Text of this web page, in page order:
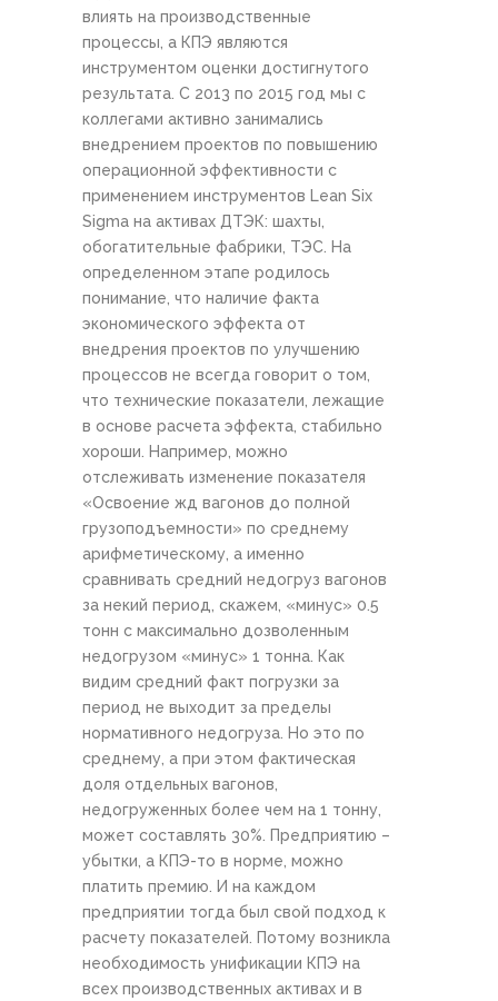
влиять на производственные
процессы, а КПЭ являются
инструментом оценки достигнутого
результата. С 2013 по 2015 год мы с
коллегами активно занимались
внедрением проектов по повышению
операционной эффективности с
применением инструментов Lean Six
Sigma на активах ДТЭК: шахты,
обогатительные фабрики, ТЭС. На
определенном этапе родилось
понимание, что наличие факта
экономического эффекта от
внедрения проектов по улучшению
процессов не всегда говорит о том,
что технические показатели, лежащие
в основе расчета эффекта, стабильно
хороши. Например, можно
отслеживать изменение показателя
«Освоение жд вагонов до полной
грузоподъемности» по среднему
арифметическому, а именно
сравнивать средний недогруз вагонов
за некий период, скажем, «минус» 0.5
тонн с максимально дозволенным
недогрузом «минус» 1 тонна. Как
видим средний факт погрузки за
период не выходит за пределы
нормативного недогруза. Но это по
среднему, а при этом фактическая
доля отдельных вагонов,
недогруженных более чем на 1 тонну,
может составлять 30%. Предприятию –
убытки, а КПЭ-то в норме, можно
платить премию. И на каждом
предприятии тогда был свой подход к
расчету показателей. Потому возникла
необходимость унификации КПЭ на
всех производственных активах и в